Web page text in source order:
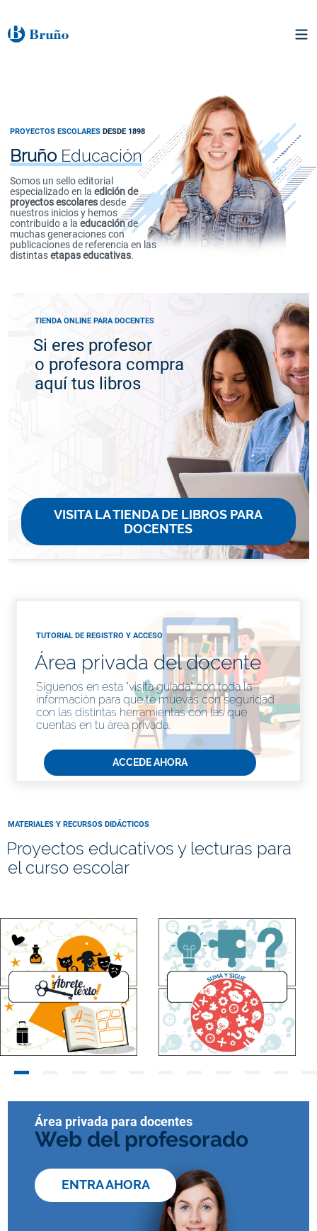
PROYECTOS ESCOLARES DESDE 1898
BruñoEducación
Somos un sello editorial
especializado en laedición de
proyectos escolaresdesde
nuestros inicios y hemos
contribuido a laeducaciónde
muchas generaciones con
publicaciones de referencia en las
distintasetapas educativas.
TIENDA ONLINE PARA DOCENTES
Si eres profesor
o profesora compra
aquí tus libros
VISITA LA TIENDA DE LIBROS PARA
DOCENTES
TUTORIAL DE REGISTRO Y ACCESO
Área privada del docente
Síguenos en esta "visita guiada" con toda la
información para que te muevas con seguridad
con las distintas herramientas con las que
cuentas en tu área privada.
ACCEDE AHORA
MATERIALES Y RECURSOS DIDÁCTICOS
Proyectos educativos y lecturas para
el curso escolar
Área privada para docentes
Web del profesorado
ENTRA AHORA